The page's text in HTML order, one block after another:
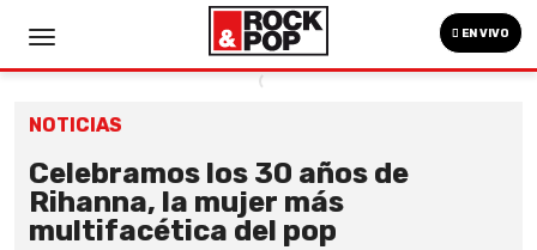
EN VIVO
NOTICIAS
Celebramos los 30 años de
Rihanna, la mujer más
multifacética del pop